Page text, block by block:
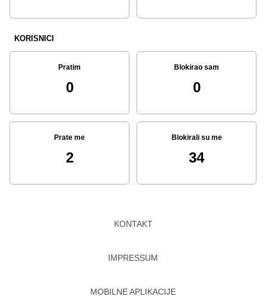
KORISNICI
Pratim
0
Blokirao sam
0
Prate me
2
Blokirali su me
34
KONTAKT
IMPRESSUM
MOBILNE APLIKACIJE